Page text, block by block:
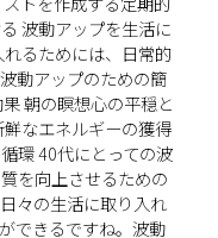
波動アップを生活に
るためには、日常的
動アップのための簡
朝の瞑想心の平穏と
なエネルギーの獲得
環 40代にとっての波
を向上させるための
々の生活に取り入れ
できるですね。波動